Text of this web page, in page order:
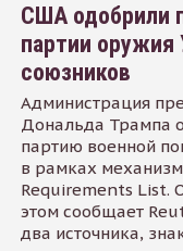
США одобрили
партии оружия
союзников
Администрация
Дональда Трампа
партию военной
в рамках
Requirements List.
этом сообщает
два источника,